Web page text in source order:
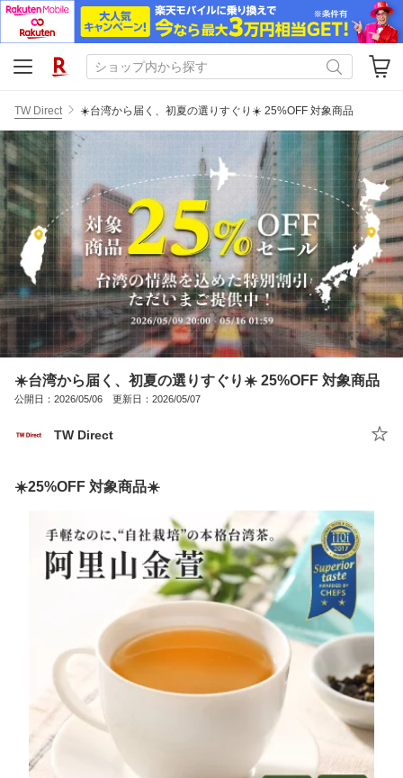
TW Direct ☀️台湾から届く、初夏の選りすぐり☀️ 25%OFF 対象商品
☀️台湾から届く、初夏の選りすぐり☀️ 25%OFF 対象商品
公開日：2026/05/06 更新日：2026/05/07
TW Direct
☀️25%OFF 対象商品☀️